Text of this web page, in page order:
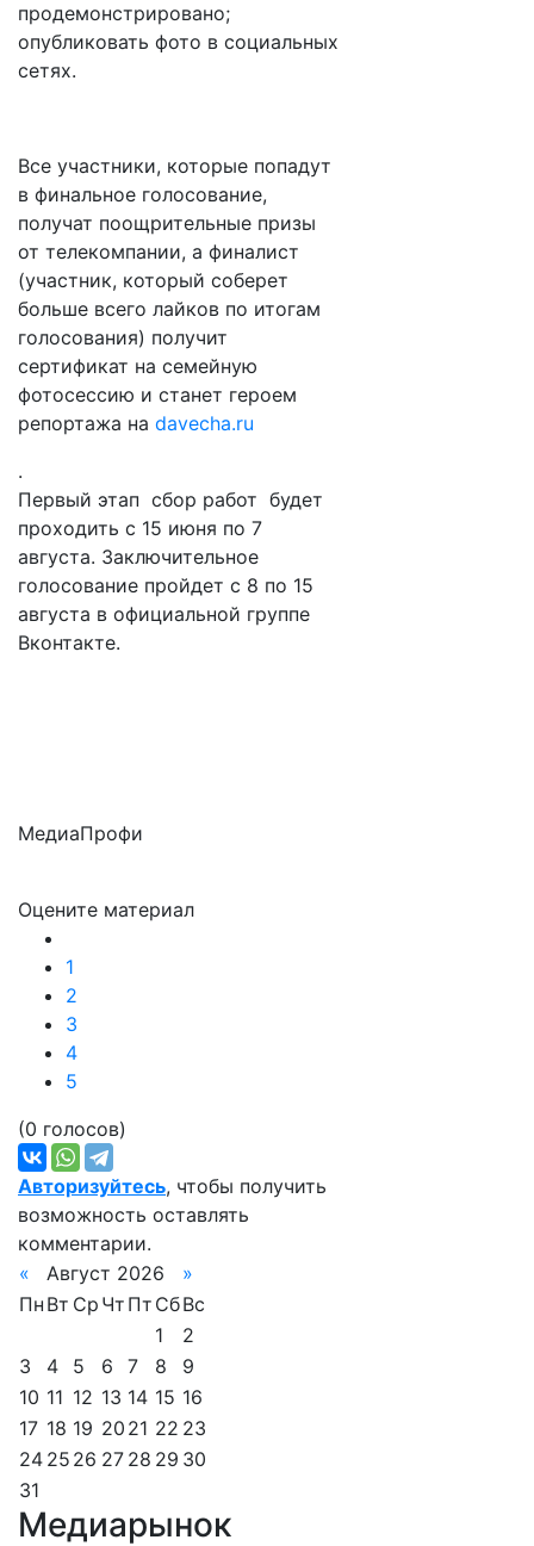
продемонстрировано;
опубликовать фото в социальных
сетях.
Все участники, которые попадут
в финальное голосование,
получат поощрительные призы
от телекомпании, а финалист
(участник, который соберет
больше всего лайков по итогам
голосования) получит
сертификат на семейную
фотосессию и станет героем
репортажа на davecha.ru
.
Первый этап сбор работ будет
проходить с 15 июня по 7
августа. Заключительное
голосование пройдет с 8 по 15
августа в официальной группе
Вконтакте.
МедиаПрофи
Оцените материал
1
2
3
4
5
(0 голосов)
Авторизуйтесь, чтобы получить
возможность оставлять
комментарии.
«
Август 2026
»
Пн Вт Ср Чт Пт СбВс
1
2
3
4 5 6 7 8
9
10 11 12 13 14 15 16
17 18 19 20 21 22 23
24 25 26 27 28 29 30
31
Медиарынок